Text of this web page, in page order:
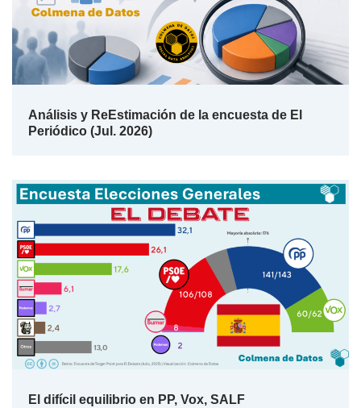
Análisis y ReEstimación de la encuesta de El
Periódico (Jul. 2026)
El difícil equilibrio en PP, Vox, SALF